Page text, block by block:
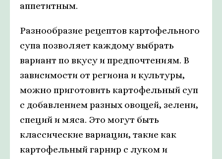
аппетитным.
Разнообразие рецептов картофельного
супа позволяет каждому выбрать
вариант по вкусу и предпочтениям. В
зависимости от региона и культуры,
можно приготовить картофельный суп
с добавлением разных овощей, зелени,
специй и мяса. Это могут быть
классические вариации, такие как
картофельный гарнир с луком и